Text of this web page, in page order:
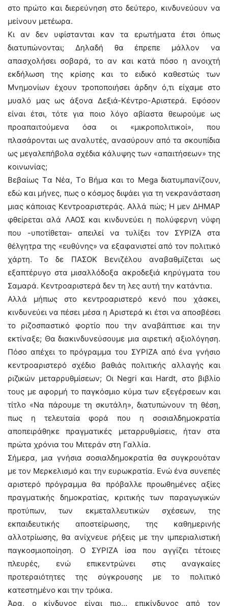
στο πρώτο και διερεύνηση στο δεύτερο, κινδυνεύουν να
μείνουν μετέωρα.
Κι αν δεν υφίστανται καν τα ερωτήματα έτσι όπως
διατυπώνονται; Δηλαδή θα έπρεπε μάλλον να
απασχολήσει σοβαρά, το αν και κατά πόσο η ανοιχτή
εκδήλωση της κρίσης και το ειδικό καθεστώς των
Μνημονίων έχουν τροποποιήσει άρδην ό,τι είχαμε στο
μυαλό μας ως άξονα Δεξιά-Κέντρο-Αριστερά. Εφόσον
είναι έτσι, τότε για ποιο λόγο αβίαστα θεωρούμε ως
προαπαιτούμενα όσα οι «μικροπολιτικοί», που
πλασάρονται ως αναλυτές, ανασύρουν από τα σκουπίδια
ως μεγαλεπήβολα σχέδια κάλυψης των «απαιτήσεων» της
κοινωνίας;
Βεβαίως Tα Νέα, Tο Βήμα και το Mega διατυμπανίζουν,
εδώ και μήνες, πως ο κόσμος διψάει για τη νεκρανάσταση
μιας κάποιας Κεντροαριστεράς. Αλλά πώς; Η μεν ΔΗΜΑΡ
φθείρεται αλά ΛΑΟΣ και κινδυνεύει η πολύφερνη νύφη
που -υποτίθεται- απειλεί να τυλίξει τον ΣΥΡΙΖΑ στα
θέλγητρα της «ευθύνης» να εξαφανιστεί από τον πολιτικό
χάρτη. Το δε ΠΑΣΟΚ Βενιζέλου αναβαθμίζεται ως
εξαπτέρυγο στα μισαλλόδοξα ακροδεξιά κηρύγματα του
Σαμαρά. Κεντροαριστερά δεν τη λες αυτή την κατάντια.
Αλλά μήπως στο κεντροαριστερό κενό που χάσκει,
κινδυνεύει να πέσει μέσα η Αριστερά κι έτσι να αποσβέσει
το ριζοσπαστικό φορτίο που την αναβάπτισε και την
εκτίναξε; Θα διακινδυνεύσουμε μια αιρετική αξιολόγηση.
Πόσο απέχει το πρόγραμμα του ΣΥΡΙΖΑ από ένα γνήσιο
κεντροαριστερό σχέδιο βαθιάς πολιτικής αλλαγής και
ριζικών μεταρρυθμίσεων; Οι Negri και Hardt, στο βιβλίο
τους με αφορμή το παγκόσμιο κύμα των εξεγέρσεων και
τίτλο «Να πάρουμε τη σκυτάλη», διατυπώνουν τη θέση,
πως η τελευταία φορά που η σοσιαλδημοκρατία
αποπειράθηκε πραγματικές μεταρρυθμίσεις, ήταν στα
πρώτα χρόνια του Μιτεράν στη Γαλλία.
Σήμερα, μια γνήσια σοσιαλδημοκρατία θα συγκρουόταν
με τον Μερκελισμό και την ευρωκρατία. Ενώ ένα συνεπές
αριστερό πρόγραμμα θα πρόβαλλε προωθημένες αξίες
πραγματικής δημοκρατίας, κριτικής των παραγωγικών
προτύπων, των εκμεταλλευτικών σχέσεων, της
εκπαιδευτικής αποστείρωσης, της καθημερινής
αλλοτρίωσης, θα ανίχνευε ρήξεις με την ιμπεριαλιστική
παγκοσμιοποίηση. Ο ΣΥΡΙΖΑ ίσα που αγγίζει τέτοιες
πλευρές, ενώ επικεντρώνει στις αναγκαίες
προτεραιότητες της σύγκρουσης με το πολιτικό
κατεστημένο και την τρόικα.
Άρα, ο κίνδυνος είναι πιο… επικίνδυνος από τον